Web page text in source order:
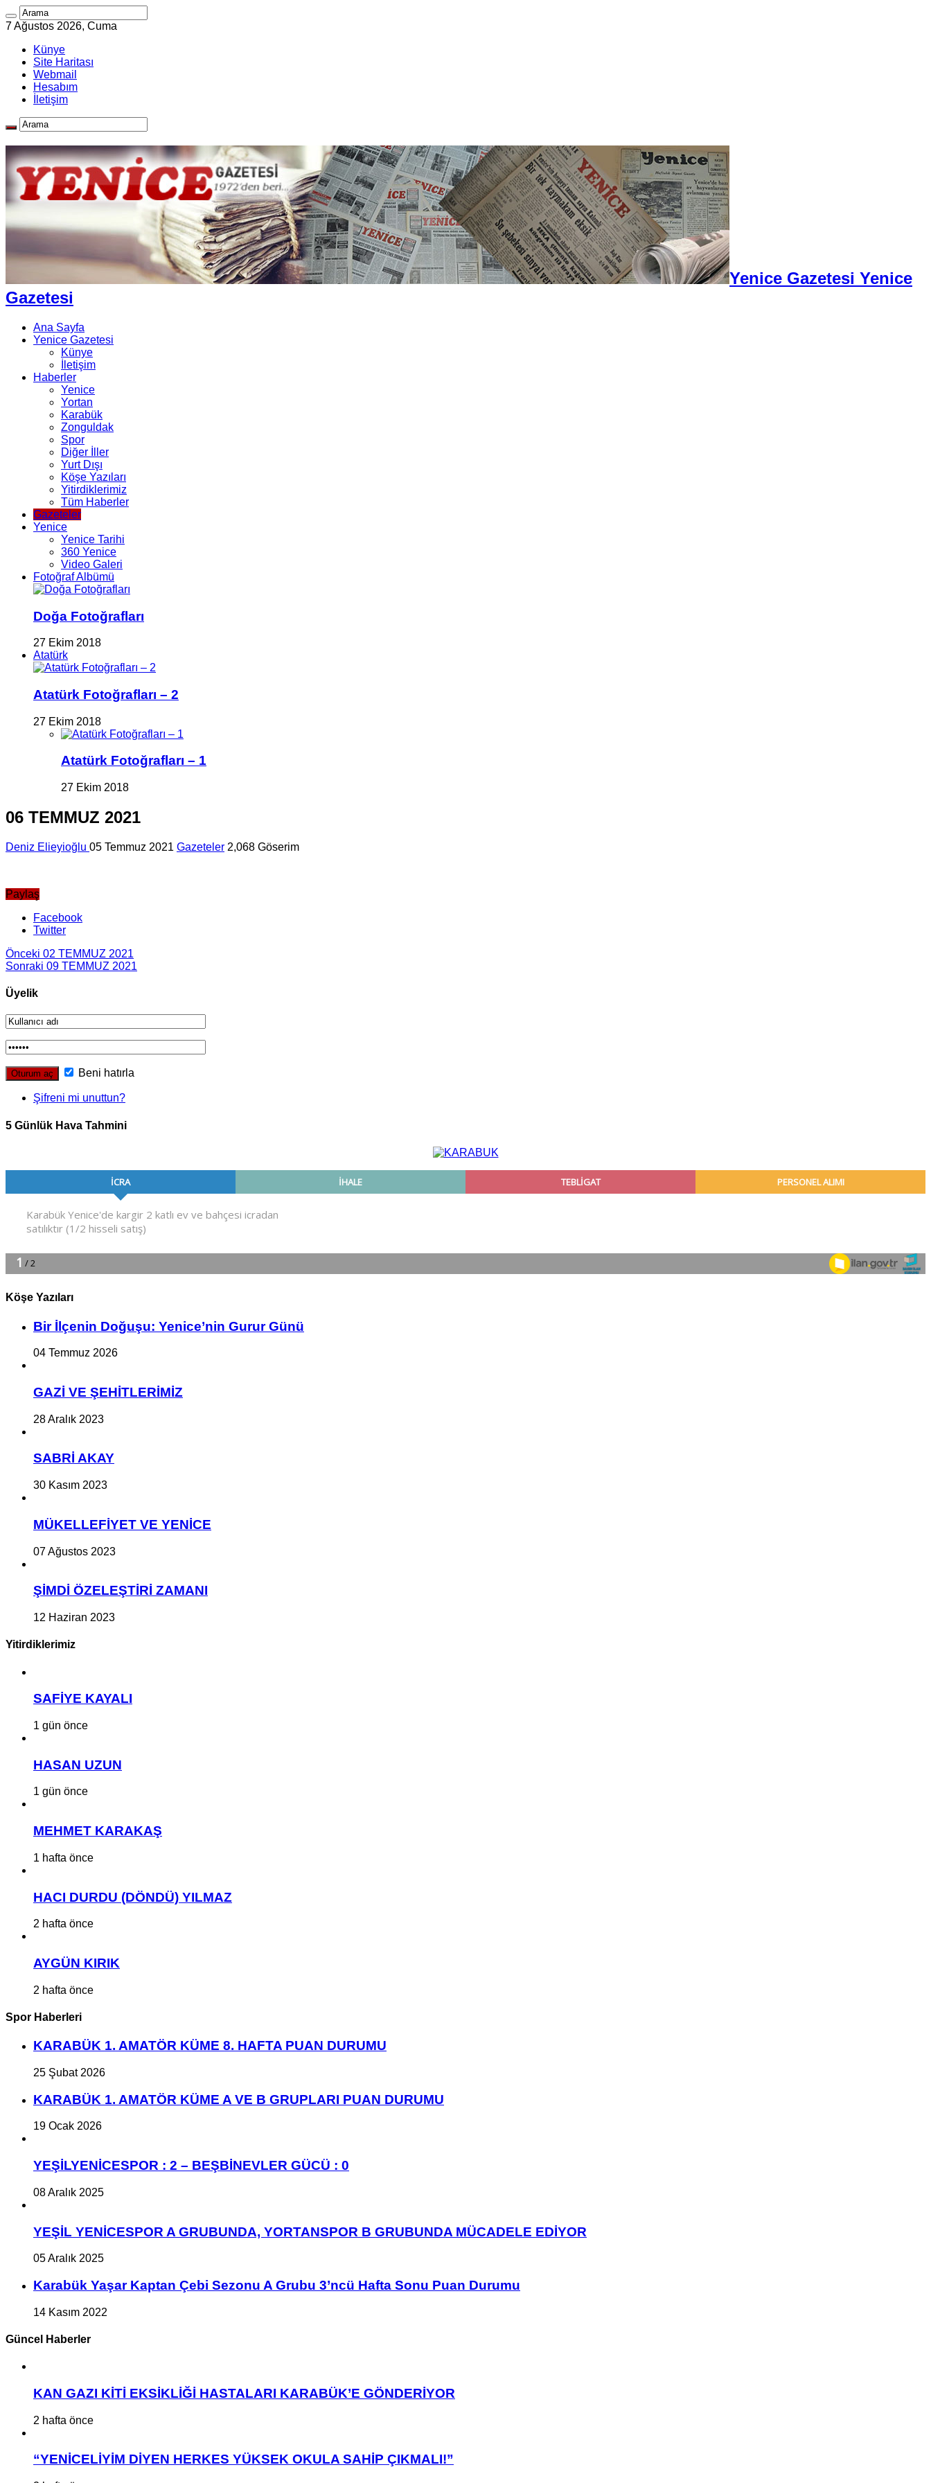
7 Ağustos 2026, Cuma
Künye
Site Haritası
Webmail
Hesabım
İletişim
Yenice Gazetesi Yenice
Gazetesi
Ana Sayfa
Yenice Gazetesi
Künye
İletişim
Haberler
Yenice
Yortan
Karabük
Zonguldak
Spor
Diğer İller
Yurt Dışı
Köşe Yazıları
Yitirdiklerimiz
Tüm Haberler
Gazeteler
Yenice
Yenice Tarihi
360 Yenice
Video Galeri
Fotoğraf Albümü
Doğa Fotoğrafları
27 Ekim 2018
Atatürk
Atatürk Fotoğrafları – 2
27 Ekim 2018
Atatürk Fotoğrafları – 1
27 Ekim 2018
06 TEMMUZ 2021
Deniz Elieyioğlu 05 Temmuz 2021 Gazeteler 2,068 Göserim
Paylaş
Facebook
Twitter
Önceki 02 TEMMUZ 2021
Sonraki 09 TEMMUZ 2021
Üyelik
Beni hatırla
Şifreni mi unuttun?
5 Günlük Hava Tahmini
Köşe Yazıları
Bir İlçe­nin Do­ğu­şu: Ye­ni­ce’nin Gurur Günü
04 Temmuz 2026
GAZİ VE ŞEHİTLERİMİZ
28 Aralık 2023
SABRİ AKAY
30 Kasım 2023
MÜKELLEFİYET VE YENİCE
07 Ağustos 2023
ŞİMDİ ÖZELEŞTİRİ ZAMANI
12 Haziran 2023
Yitirdiklerimiz
SAFİYE KAYALI
1 gün önce
HASAN UZUN
1 gün önce
MEHMET KARAKAŞ
1 hafta önce
HACI DURDU (DÖNDÜ) YILMAZ
2 hafta önce
AYGÜN KIRIK
2 hafta önce
Spor Haberleri
KARABÜK 1. AMATÖR KÜME 8. HAFTA PUAN DURUMU
25 Şubat 2026
KARABÜK 1. AMATÖR KÜME A VE B GRUPLARI PUAN DURUMU
19 Ocak 2026
YEŞİLYENİCESPOR : 2 – BEŞBİNEVLER GÜCÜ : 0
08 Aralık 2025
YEŞİL YENİCESPOR A GRUBUNDA, YORTANSPOR B GRUBUNDA MÜCADELE EDİYOR
05 Aralık 2025
Karabük Yaşar Kaptan Çebi Sezonu A Grubu 3’ncü Hafta Sonu Puan Durumu
14 Kasım 2022
Güncel Haberler
KAN GAZI KİTİ EKSİKLİĞİ HASTALARI KARABÜK’E GÖNDERİYOR
2 hafta önce
“YENİCELİYİM DİYEN HERKES YÜKSEK OKULA SAHİP ÇIKMALI!”